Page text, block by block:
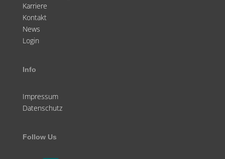
Karriere
Kontakt
News
Login
Info
Impressum
Datenschutz
Follow Us